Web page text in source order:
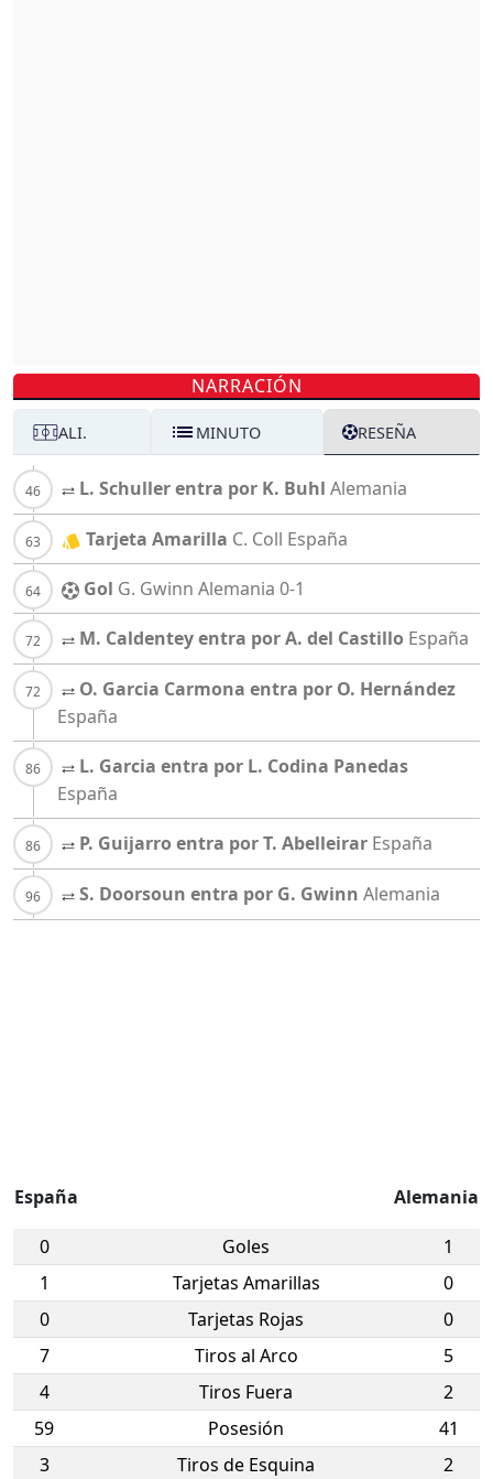
NARRACIÓN
ALI. MINUTO RESEÑA
L. Schuller entra por K. Buhl Alemania
Tarjeta Amarilla C. Coll España
Gol G. Gwinn Alemania 0-1
M. Caldentey entra por A. del Castillo España
O. Garcia Carmona entra por O. Hernández
España
L. Garcia entra por L. Codina Panedas
España
P. Guijarro entra por T. Abelleirar España
S. Doorsoun entra por G. Gwinn Alemania
España Alemania
0 Goles
1
1
Tarjetas Amarillas
0
0
Tarjetas Rojas
0
7
Tiros al Arco
5
4
Tiros Fuera
2
59
Posesión
41
3
Tiros de Esquina 2